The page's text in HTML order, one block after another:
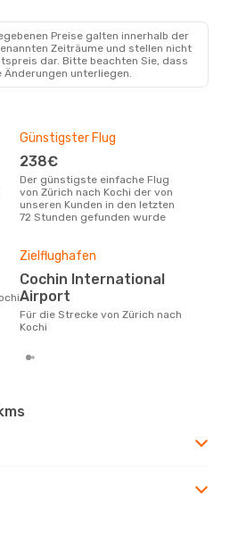
Preise galten innerhalb der
Zeiträume und stellen nicht
dar. Bitte beachten Sie, dass
unterliegen.
Günstigster Flug
238€
Der günstigste einfache Flug
von Zürich nach Kochi der von
unseren Kunden in den letzten
72 Stunden gefunden wurde
Zielflughafen
Cochin International
Airport
Für die Strecke von Zürich nach
Kochi